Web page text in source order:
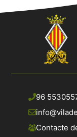
96
Contacte